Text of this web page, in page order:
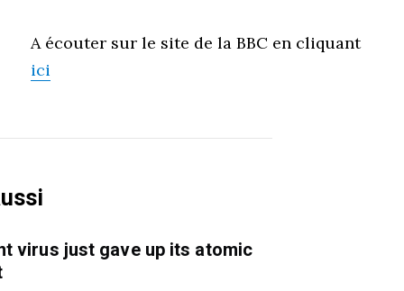
A écouter sur le site de la BBC en cliquant
ici
virus just gave up its atomic